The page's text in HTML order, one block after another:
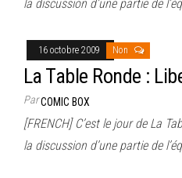
la discussion d’une partie de
16 octobre 2009 Non
La Table Ronde :
ParCOMIC BOX
[FRENCH] C’est le jour de La
la discussion d’une partie de